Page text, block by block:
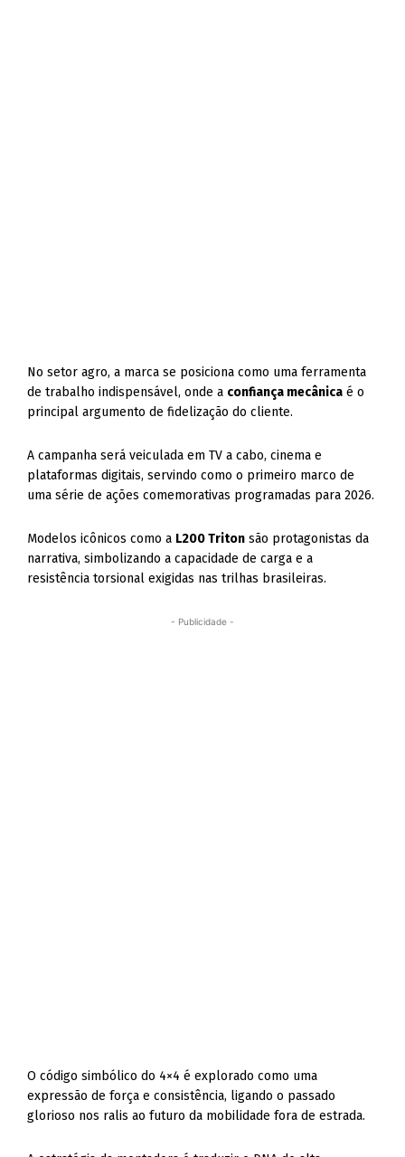
No setor agro, a marca se posiciona como uma ferramenta
de trabalho indispensável, onde a confiança mecânica é o
principal argumento de fidelização do cliente.
A campanha será veiculada em TV a cabo, cinema e
plataformas digitais, servindo como o primeiro marco de
uma série de ações comemorativas programadas para 2026.
Modelos icônicos como a L200 Triton são protagonistas da
narrativa, simbolizando a capacidade de carga e a
resistência torsional exigidas nas trilhas brasileiras.
- Publicidade -
O código simbólico do 4×4 é explorado como uma
expressão de força e consistência, ligando o passado
glorioso nos ralis ao futuro da mobilidade fora de estrada.